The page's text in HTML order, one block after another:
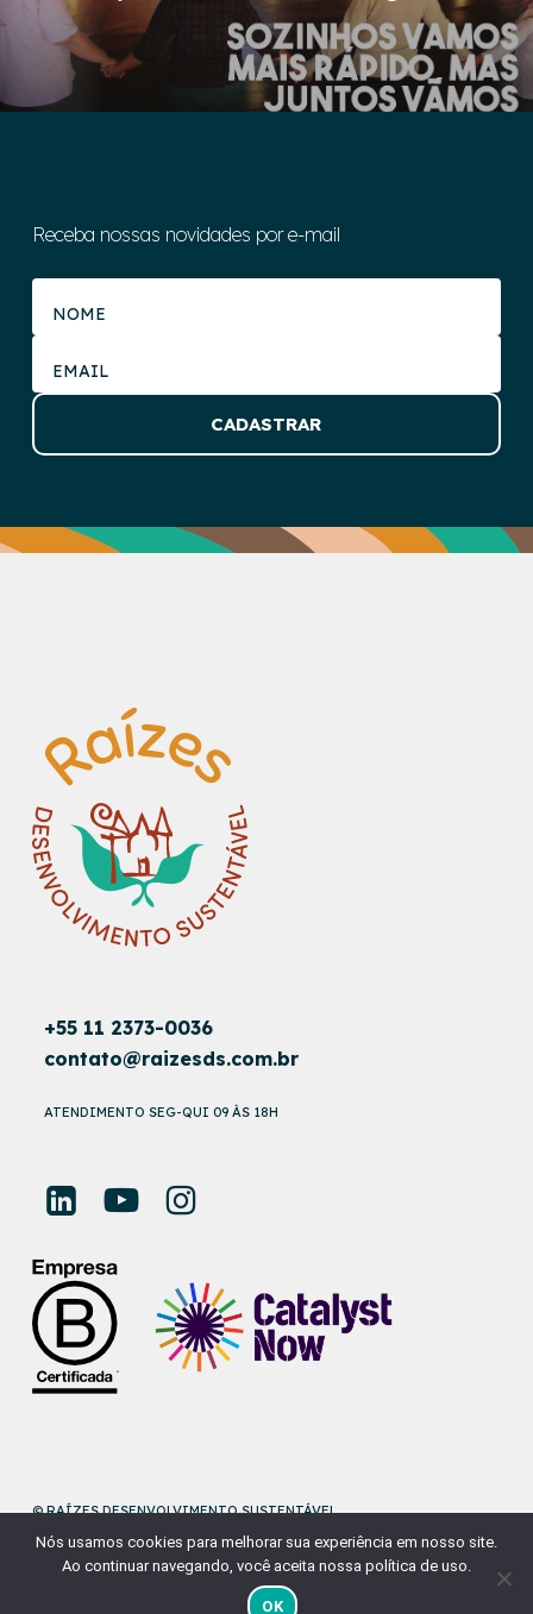
Receba nossas novidades por e-mail
+55 11 2373-0036
contato@raizesds.com.br
ATENDIMENTO SEG-QUI 09 ÀS 18H
© RAÍZES DESENVOLVIMENTO SUSTENTÁVEL
DESENVOLVIDO PORNAÇÃODESIGN
Nós usamos cookies para melhorar sua experiência em nosso site.
Ao continuar navegando, você aceita nossa política de uso.
OK